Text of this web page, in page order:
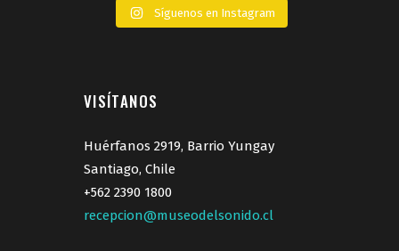
Síguenos en Instagram
VISÍTANOS
Huérfanos 2919, Barrio Yungay
Santiago, Chile
+562 2390 1800
recepcion@museodelsonido.cl